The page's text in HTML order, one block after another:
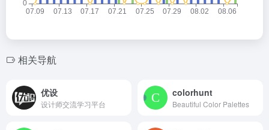
相关导航
优设
设计师交流学习平台
colorhunt
Beautiful Color Palettes